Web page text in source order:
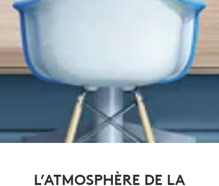
L’ATMOSPHÈRE DE LA